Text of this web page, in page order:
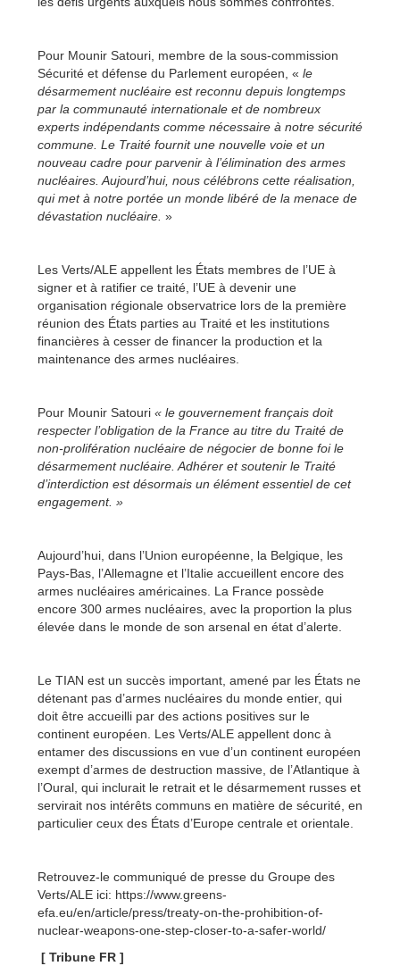
Pour Mounir Satouri, membre de la sous-commission
Sécurité et défense du Parlement européen, « le
désarmement nucléaire est reconnu depuis longtemps
par la communauté internationale et de nombreux
experts indépendants comme nécessaire à notre sécurité
commune. Le Traité fournit une nouvelle voie et un
nouveau cadre pour parvenir à l’élimination des armes
nucléaires. Aujourd’hui, nous célébrons cette réalisation,
qui met à notre portée un monde libéré de la menace de
dévastation nucléaire. »
Les Verts/ALE appellent les États membres de l’UE à
signer et à ratifier ce traité, l’UE à devenir une
organisation régionale observatrice lors de la première
réunion des États parties au Traité et les institutions
financières à cesser de financer la production et la
maintenance des armes nucléaires.
Pour Mounir Satouri « le gouvernement français doit
respecter l’obligation de la France au titre du Traité de
non-prolifération nucléaire de négocier de bonne foi le
désarmement nucléaire. Adhérer et soutenir le Traité
d’interdiction est désormais un élément essentiel de cet
engagement. »
Aujourd’hui, dans l’Union européenne, la Belgique, les
Pays-Bas, l’Allemagne et l’Italie accueillent encore des
armes nucléaires américaines. La France possède
encore 300 armes nucléaires, avec la proportion la plus
élevée dans le monde de son arsenal en état d’alerte.
Le TIAN est un succès important, amené par les États ne
détenant pas d’armes nucléaires du monde entier, qui
doit être accueilli par des actions positives sur le
continent européen. Les Verts/ALE appellent donc à
entamer des discussions en vue d’un continent européen
exempt d’armes de destruction massive, de l’Atlantique à
l’Oural, qui inclurait le retrait et le désarmement russes et
servirait nos intérêts communs en matière de sécurité, en
particulier ceux des États d’Europe centrale et orientale.
Retrouvez-le communiqué de presse du Groupe des
Verts/ALE ici: https://www.greens-
efa.eu/en/article/press/treaty-on-the-prohibition-of-
nuclear-weapons-one-step-closer-to-a-safer-world/
[ Tribune FR ]